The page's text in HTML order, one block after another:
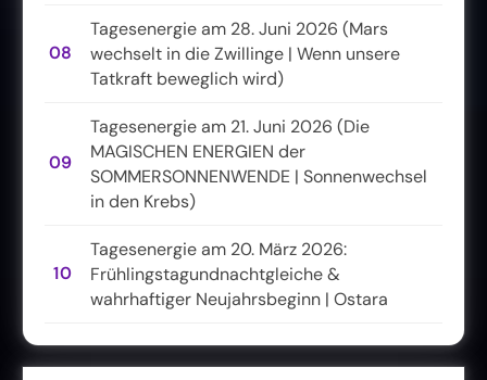
08
Tagesenergie am 28. Juni 2026 (Mars
wechselt in die Zwillinge | Wenn unsere
Tatkraft beweglich wird)
09
Tagesenergie am 21. Juni 2026 (Die
MAGISCHEN ENERGIEN der
SOMMERSONNENWENDE | Sonnenwechsel
in den Krebs)
10
Tagesenergie am 20. März 2026:
Frühlingstagundnachtgleiche &
wahrhaftiger Neujahrsbeginn | Ostara